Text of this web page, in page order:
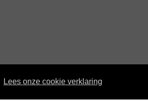
Lees onze cookie verklaring© KloegCom 2008 - 2026 -